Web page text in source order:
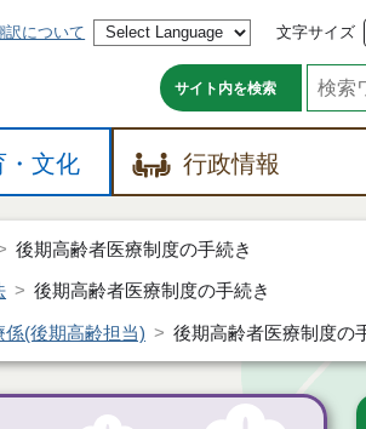
訳について 文字サイズ
サイト内を検索
・文化 行政情報
後期高齢者医療制度の手続き
後期高齢者医療制度の手続き
(後期高齢担当) 後期高齢者医療制度の